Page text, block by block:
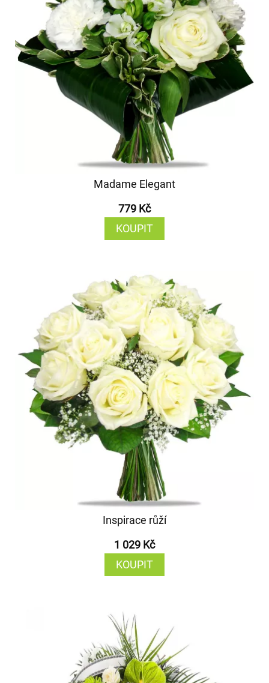
Madame Elegant
779 Kč
KOUPIT
Inspirace růží
1 029 Kč
KOUPIT